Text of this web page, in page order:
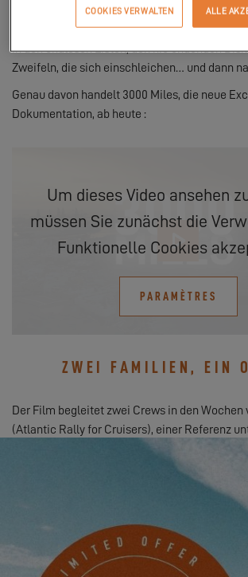
In den endlosen Listen, den nie endenden
Zweifeln, die sich einschleichen… und dann
Genau davon handelt 3000 Miles, die neue
Dokumentation, ab heute :
Um dieses Video ansehen
müssen Sie zunächst die
Funktionelle Cookies
PARAMÈTRES
ZWEI FAMILIEN, EIN
Der Film begleitet zwei Crews in den Wochen
(Atlantic Rally for Cruisers), einer Referenz
Auf der einen Seite eine niederländische
Auf der anderen ein französisch-
Steuer einesExcess 14
Zwei Boote, zwei Geschichten… aber dasselbe
COOKIES VERWALTEN ALLE